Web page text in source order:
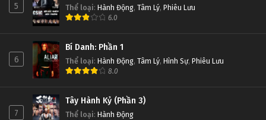
5 Thể loại: Hành Động, Tâm Lý, Phiêu Lưu
6.0
6
Bí Danh: Phần 1
Thể loại: Hành Động, Tâm Lý, Hình Sự, Phiêu Lưu
8.0
7
Tây Hành Kỷ (Phần 3)
Thể loại: Hành Động